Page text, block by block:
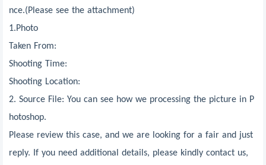
nce.(Please see the attachment)
1.Photo
Taken From:
Shooting Time:
Shooting Location:
2. Source File: You can see how we processing the picture in P
hotoshop.
Please review this case, and we are looking for a fair and just
reply. If you need additional details, please kindly contact us,